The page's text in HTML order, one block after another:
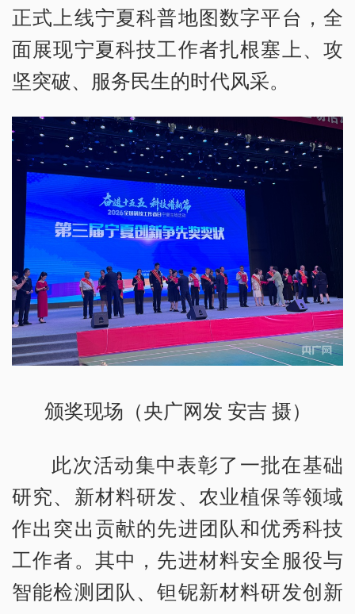
正式上线宁夏科普地图数字平台，全
面展现宁夏科技工作者扎根塞上、攻
坚突破、服务民生的时代风采。
颁奖现场（央广网发 安吉 摄）
此次活动集中表彰了一批在基础
研究、新材料研发、农业植保等领域
作出突出贡献的先进团队和优秀科技
工作者。其中，先进材料安全服役与
智能检测团队、钽铌新材料研发创新